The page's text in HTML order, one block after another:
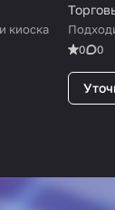
киоска
0 0